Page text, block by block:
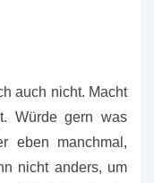
auch nicht. Macht
Würde gern was
eben manchmal,
nicht anders, um